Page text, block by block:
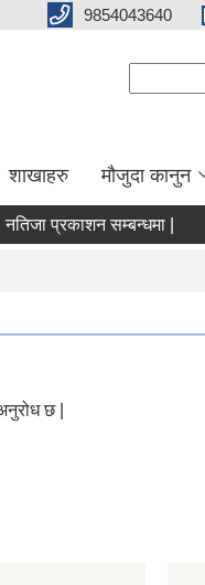
9854043640
शाखाहरु मौजुदा कानुन
नतिजा प्रकाशन सम्बन्धमा |
छ |